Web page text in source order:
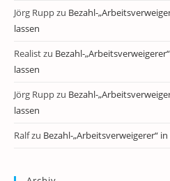
Jörg Ruppzu Bezahl-
lassen
Realistzu Bezahl-
lassen
Jörg Ruppzu Bezahl-
lassen
Ralfzu Bezahl-„Arbeitsverweigerer“